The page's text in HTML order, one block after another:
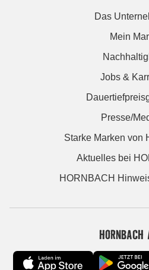
Das
Mein
Jobs &
Presse/
Starke Marken von
Aktuelles bei
HORNBACH